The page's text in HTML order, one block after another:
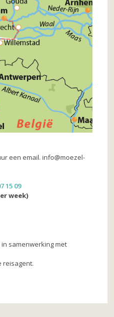
een email. info@moezel-
15 09
week)
samenwerking met
reisagent.